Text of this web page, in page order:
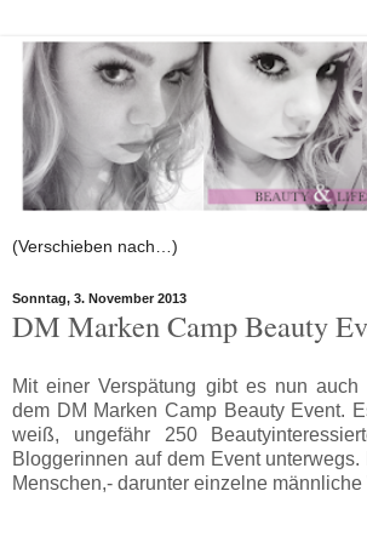
Sonntag, 3. November 2013
DM Marken Camp Beauty
Mit einer Verspätung gibt es nun auch
dem DM Marken Camp Beauty Event.
weiß, ungefähr 250
Bloggerinnen auf dem Event
Menschen,- darunter einzelne männliche